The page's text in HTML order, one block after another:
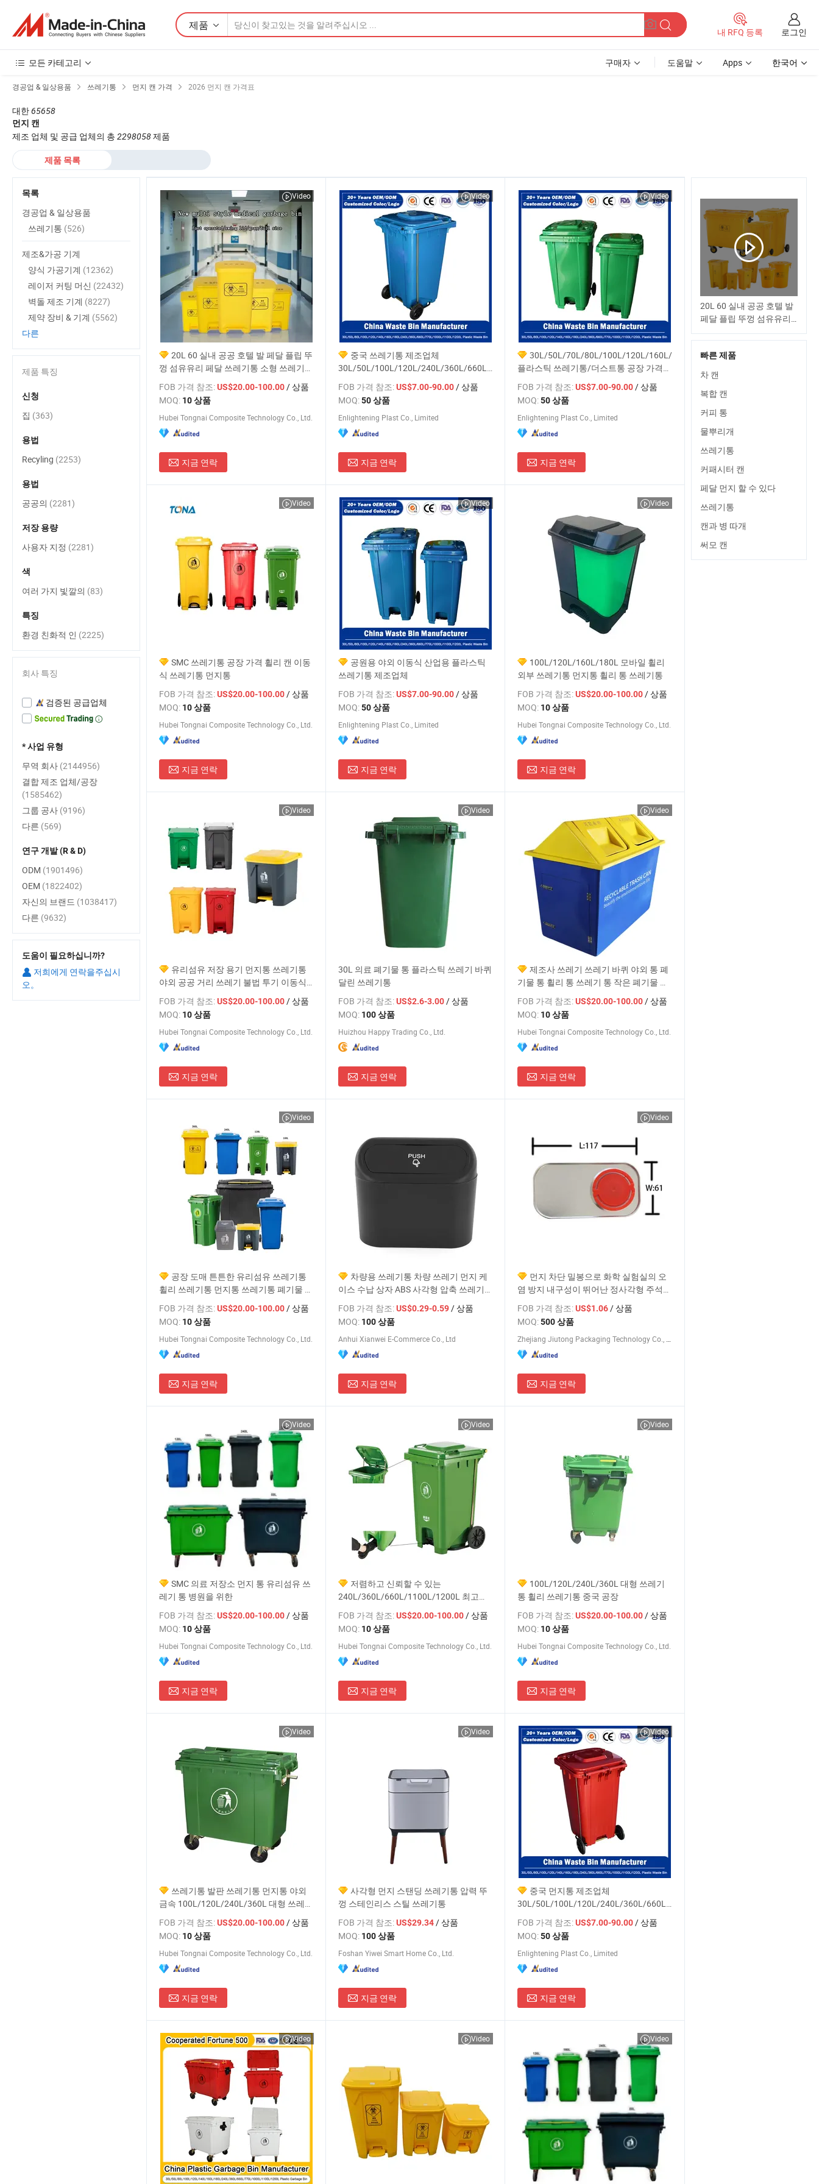
제품
내 RFQ 등록 로그인
모든 카테고리 구매자 도움말 Apps 한국어
경공업 & 일상용품 쓰레기통 먼지 캔 가격 2026 먼지 캔 가격표
대한65658
먼지 캔
제조 업체 및 공급 업체의 총 2298058제품
제품 목록
Video
20L 60 실내 공공 호텔 발 페달 플립 뚜
껑 섬유유리 페달 쓰레기통 소형 쓰레기통
먼지통 최저가
FOB 가격 참조:US$20.00-100.00/ 상품
MOQ: 10 상품
Hubei Tongnai Composite Technology Co., Ltd.
지금 연락
Video
중국 쓰레기통 제조업체
30L/50L/100L/120L/240L/360L/660L/1100L
쓰레기통 먼지통/바퀴 달린 통/야외 의료
대형 쓰레기통 공장 가격
FOB 가격 참조:US$7.00-90.00/ 상품
MOQ:50 상품
Enlightening Plast Co., Limited
지금 연락
Video
30L/50L/70L/80L/100L/120L/160L/180L/240L/360L/400L/660L/1100L
플라스틱 쓰레기통/더스트통 공장 가격
쓰레기 관리 의료 산업 병원
FOB 가격 참조:US$7.00-90.00/ 상품
MOQ:50 상품
Enlightening Plast Co., Limited
지금 연락
Video
SMC 쓰레기통 공장 가격 휠리 캔 이동
식 쓰레기통 먼지통
FOB 가격 참조:US$20.00-100.00/ 상품
MOQ: 10 상품
Hubei Tongnai Composite Technology Co., Ltd.
지금 연락
Video
공원용 야외 이동식 산업용 플라스틱
쓰레기통 제조업체
FOB 가격 참조:US$7.00-90.00/ 상품
MOQ:50 상품
Enlightening Plast Co., Limited
지금 연락
Video
100L/120L/160L/180L 모바일 휠리
외부 쓰레기통 먼지통 휠리 통 쓰레기통
FOB 가격 참조:US$20.00-100.00/ 상품
MOQ: 10 상품
Hubei Tongnai Composite Technology Co., Ltd.
지금 연락
Video
유리섬유 저장 용기 먼지통 쓰레기통
야외 공공 거리 쓰레기 불법 투기 이동식
쓰레기통
FOB 가격 참조:US$20.00-100.00/ 상품
MOQ: 10 상품
Hubei Tongnai Composite Technology Co., Ltd.
지금 연락
Video
30L 의료 폐기물 통 플라스틱 쓰레기 바퀴
달린 쓰레기통
FOB 가격 참조:US$2.6-3.00/ 상품
MOQ: 100 상품
Huizhou Happy Trading Co., Ltd.
지금 연락
Video
제조사 쓰레기 쓰레기 바퀴 야외 통 폐
기물 통 휠리 통 쓰레기 통 작은 폐기물 통
먼지 통
FOB 가격 참조:US$20.00-100.00/ 상품
MOQ: 10 상품
Hubei Tongnai Composite Technology Co., Ltd.
지금 연락
Video
공장 도매 튼튼한 유리섬유 쓰레기통
휠리 쓰레기통 먼지통 쓰레기통 폐기물 용
기 빈 쓰레기통
FOB 가격 참조:US$20.00-100.00/ 상품
MOQ: 10 상품
Hubei Tongnai Composite Technology Co., Ltd.
지금 연락
차량용 쓰레기통 차량 쓰레기 먼지 케
이스 수납 상자 ABS 사각형 압축 쓰레기
통 자동차 내부 액세서리
FOB 가격 참조:US$0.29-0.59/ 상품
MOQ: 100 상품
Anhui Xianwei E-Commerce Co., Ltd
지금 연락
Video
먼지 차단 밀봉으로 화학 실험실의 오
염 방지 내구성이 뛰어난 정사각형 주석
FOB 가격 참조:US$1.06/ 상품
MOQ:500 상품
지금 연락
Video
SMC 의료 저장소 먼지 통 유리섬유 쓰
레기 통 병원을 위한
FOB 가격 참조:US$20.00-100.00/ 상품
MOQ: 10 상품
Hubei Tongnai Composite Technology Co., Ltd.
지금 연락
Video
저렴하고 신뢰할 수 있는
240L/360L/660L/1100L/1200L 최고의
야외 유리섬유 휠리 쓰레기통은 쓰레기,
먼지, 쓰레기통입니다
FOB 가격 참조:US$20.00-100.00/ 상품
MOQ: 10 상품
Hubei Tongnai Composite Technology Co., Ltd.
지금 연락
Video
100L/120L/240L/360L 대형 쓰레기
통 휠리 쓰레기통 중국 공장
FOB 가격 참조:US$20.00-100.00/ 상품
MOQ: 10 상품
Hubei Tongnai Composite Technology Co., Ltd.
지금 연락
Video
쓰레기통 발판 쓰레기통 먼지통 야외
금속 100L/120L/240L/360L 대형 쓰레기
FOB 가격 참조:US$20.00-100.00/ 상품
MOQ: 10 상품
Hubei Tongnai Composite Technology Co., Ltd.
지금 연락
Video
사각형 먼지 스탠딩 쓰레기통 압력 뚜
껑 스테인리스 스틸 쓰레기통
FOB 가격 참조:US$29.34/ 상품
MOQ: 100 상품
Foshan Yiwei Smart Home Co., Ltd.
지금 연락
Video
중국 먼지통 제조업체
30L/50L/100L/120L/240L/360L/660L/1100L
대형 쓰레기통 이동식 바퀴가 있는 폐기물
먼지통 공공 의료 학교용
FOB 가격 참조:US$7.00-90.00/ 상품
MOQ:50 상품
Enlightening Plast Co., Limited
지금 연락
Video Video Video
20L 60 실내 공공 호텔 발
페달 플립 뚜껑 섬유유리
페달 쓰레기통 소형 쓰레
기통 먼지통 최저가
빠른 제품
차 캔
복합 캔
커피 통
물뿌리개
쓰레기통
커패시터 캔
페달 먼지 할 수 있다
쓰레기통
캔과 병 따개
써모 캔
목록
경공업 & 일상용품
쓰레기통 (526)
제조&가공 기계
양식 가공기계 (12362)
레이저 커팅 머신 (22432)
벽돌 제조 기계 (8227)
제약 장비 & 기계 (5562)
다른
제품 특징
신청
집 (363)
용법
Recyling (2253)
용법
공공의 (2281)
저장 용량
사용자 지정 (2281)
색
여러 가지 빛깔의 (83)
특징
환경 친화적 인 (2225)
회사 특징
검증된 공급업체
* 사업 유형
무역 회사 (2144956)
결합 제조 업체/공장
(1585462)
그룹 공사 (9196)
다른 (569)
연구 개발 (R & D)
ODM (1901496)
OEM (1822402)
자신의 브랜드 (1038417)
다른 (9632)
도움이 필요하십니까?
저희에게 연락을주십시
오。